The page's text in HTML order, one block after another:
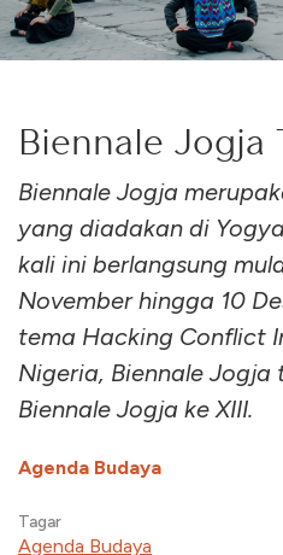
Biennale Jogja
Biennale Jogja
yang diadakan di
kali ini berlangsung
November hingga 10
tema Hacking Conflict
Nigeria, Biennale Jogja
Biennale Jogja ke XIII.
Agenda Budaya
Tagar
Agenda Budaya